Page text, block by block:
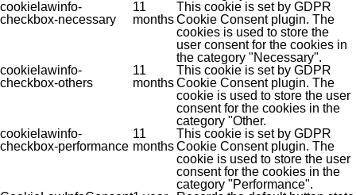
cookielawinfo-
checkbox-necessary
11
months
This cookie is set by GDPR
Cookie Consent plugin. The
cookies is used to store the
user consent for the cookies in
the category "Necessary".
cookielawinfo-
checkbox-others
11
months
This cookie is set by GDPR
Cookie Consent plugin. The
cookie is used to store the user
consent for the cookies in the
category "Other.
cookielawinfo-
checkbox-performance
11
months
This cookie is set by GDPR
Cookie Consent plugin. The
cookie is used to store the user
consent for the cookies in the
category "Performance".